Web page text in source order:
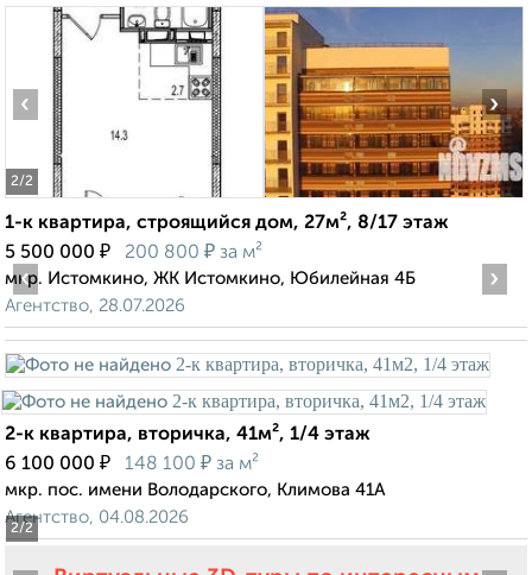
2/2
‹ ›
1-к квартира, строящийся дом, 27м², 8/17 этаж
5 500 000 ₽ 200 800 ₽ за м²
мкр. Истомкино, ЖК Истомкино, Юбилейная 4Б
Агентство, 28.07.2026
2/2
‹ ›
2-к квартира, вторичка, 41м², 1/4 этаж
6 100 000 ₽ 148 100 ₽ за м²
мкр. пос. имени Володарского, Климова 41А
Агентство, 04.08.2026